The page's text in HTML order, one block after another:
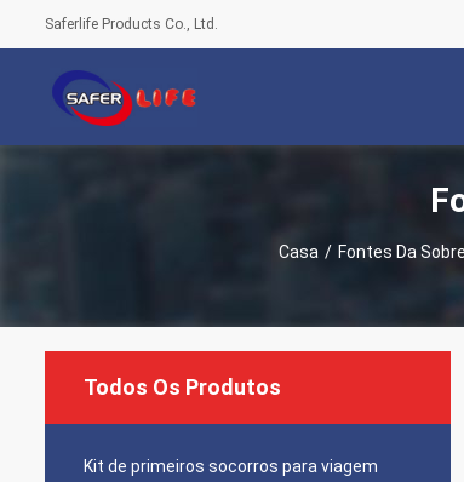
Saferlife Products Co., Ltd.
Casa / Fontes Da
Todos Os Produtos
Kit de primeiros socorros para viagem